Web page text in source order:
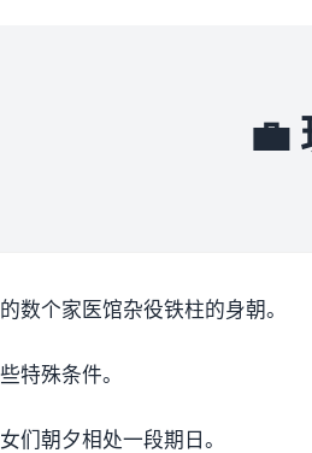
💼
数个家医馆杂役铁柱的身朝。
特殊条件。
们朝夕相处一段期日。